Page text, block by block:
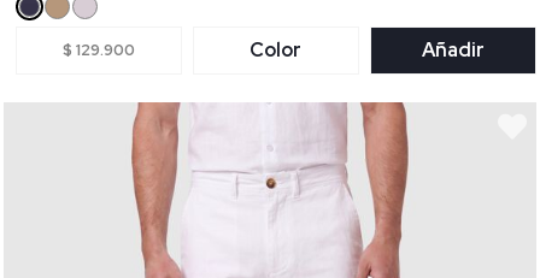
$ 129.900 Color Añadir